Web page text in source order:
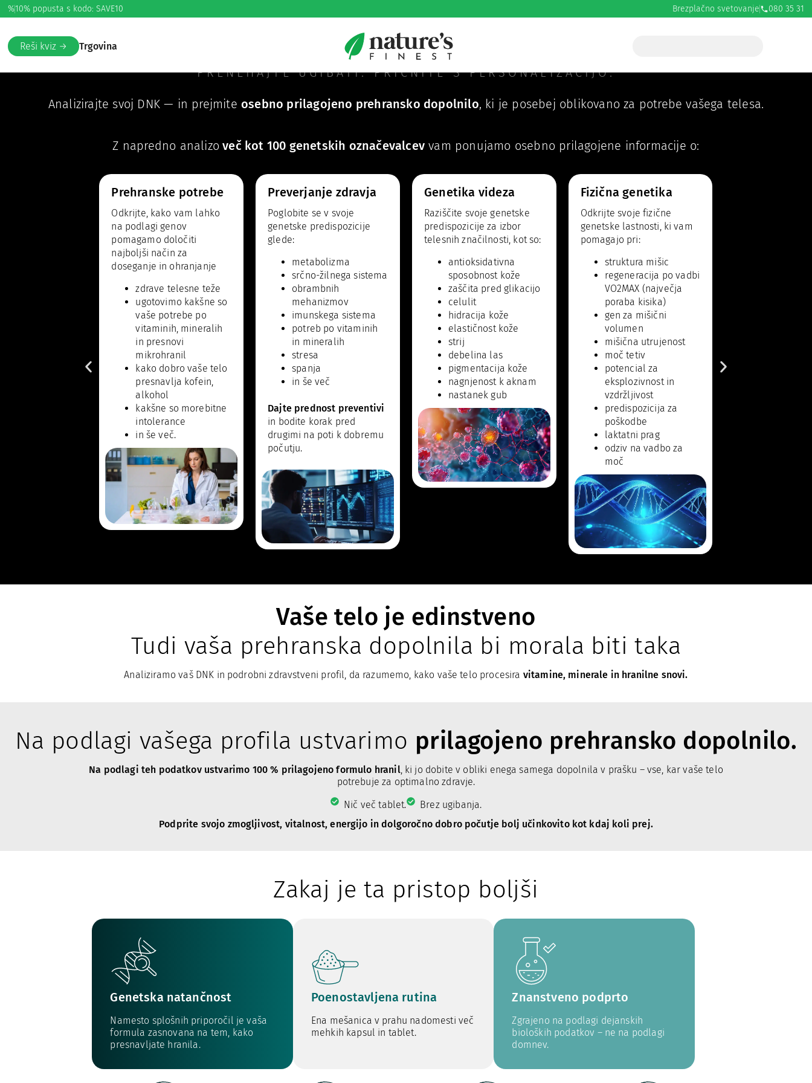
%10% popusta s kodo: SAVE10 Brezplačno svetovanje 080 35 31
Reši kviz → Trgovina Vaš DNK predstavlja ključ do boljšega zdravja.
PRENEHAJTE UGIBATI. PRIČNITE S PERSONALIZACIJO.
Analizirajte svoj DNK — in prejmite osebno prilagojeno prehransko dopolnilo, ki je posebej oblikovano za potrebe vašega telesa.
Z napredno analizo več kot 100 genetskih označevalcev vam ponujamo osebno prilagojene informacije o:
Prehranske potrebe
Odkrijte, kako vam lahko
na podlagi genov
pomagamo določiti
najboljši način za
doseganje in ohranjanje
zdrave telesne teže
ugotovimo kakšne so
vaše potrebe po
vitaminih, mineralih
in presnovi
mikrohranil
kako dobro vaše telo
presnavlja kofein,
alkohol
kakšne so morebitne
intolerance
in še več.
Preverjanje zdravja
Poglobite se v svoje
genetske predispozicije
glede:
metabolizma
srčno-žilnega sistema
obrambnih
mehanizmov
imunskega sistema
potreb po vitaminih
in mineralih
stresa
spanja
in še več
Dajte prednost preventivi
in bodite korak pred
drugimi na poti k dobremu
počutju.
Genetika videza
Raziščite svoje genetske
predispozicije za izbor
telesnih značilnosti, kot so:
antioksidativna
sposobnost kože
zaščita pred glikacijo
celulit
hidracija kože
elastičnost kože
strij
debelina las
pigmentacija kože
nagnjenost k aknam
nastanek gub
Fizična genetika
Odkrijte svoje fizične
genetske lastnosti, ki vam
pomagajo pri:
struktura mišic
regeneracija po vadbi
VO2MAX (največja
poraba kisika)
gen za mišični
volumen
mišična utrujenost
moč tetiv
potencial za
eksplozivnost in
vzdržljivost
predispozicija za
poškodbe
laktatni prag
odziv na vadbo za
moč
Vaše telo je edinstveno
Tudi vaša prehranska dopolnila bi morala biti taka
Analiziramo vaš DNK in podrobni zdravstveni profil, da razumemo, kako vaše telo procesira vitamine, minerale in hranilne snovi.
Na podlagi vašega profila ustvarimo prilagojeno prehransko dopolnilo.
Na podlagi teh podatkov ustvarimo 100 % prilagojeno formulo hranil, ki jo dobite v obliki enega samega dopolnila v prašku – vse, kar vaše telo
potrebuje za optimalno zdravje.
Nič več tablet.
Brez ugibanja.
Podprite svojo zmogljivost, vitalnost, energijo in dolgoročno dobro počutje bolj učinkovito kot kdaj koli prej.
Zakaj je ta pristop boljši
Genetska natančnost
Namesto splošnih priporočil je vaša
formula zasnovana na tem, kako
presnavljate hranila.
Poenostavljena rutina
Ena mešanica v prahu nadomesti več
mehkih kapsul in tablet.
Znanstveno podprto
Zgrajeno na podlagi dejanskih
bioloških podatkov – ne na podlagi
domnev.